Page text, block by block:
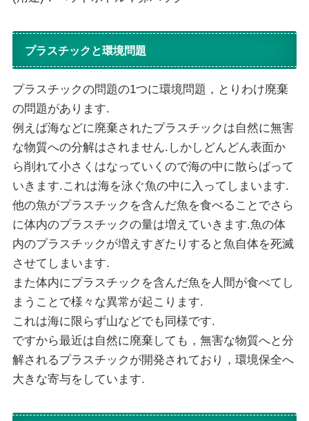
プラスチックと環境問題
プラスチックの問題の1つに環境問題，とりわけ廃棄
の問題があります.
例えば海などに廃棄されたプラスチックは自然に無害
な物質への分解はされません.しかしどんどん表面か
ら削れて小さくはなっていくので海の中に散らばって
いきます.これは海を泳ぐ魚の中に入ってしまいます.
他の魚がプラスチックを含んだ魚を食べることでさら
に体内のプラスチックの量は増えていきます.魚の体
内のプラスチックが増えすぎたりすると魚自体を死滅
させてしまいます.
また体内にプラスチックを含んだ魚を人間が食べてし
まうことで様々な異常が起こります.
これは海に限らず山などでも同様です.
ですから最近は自然に廃棄しても，無害な物質へと分
解されるプラスチックが開発されており，環境保全へ
大きな寄与をしています.